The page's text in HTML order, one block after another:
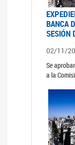
BANCA
SESIÓN
02/11/
Se
a la